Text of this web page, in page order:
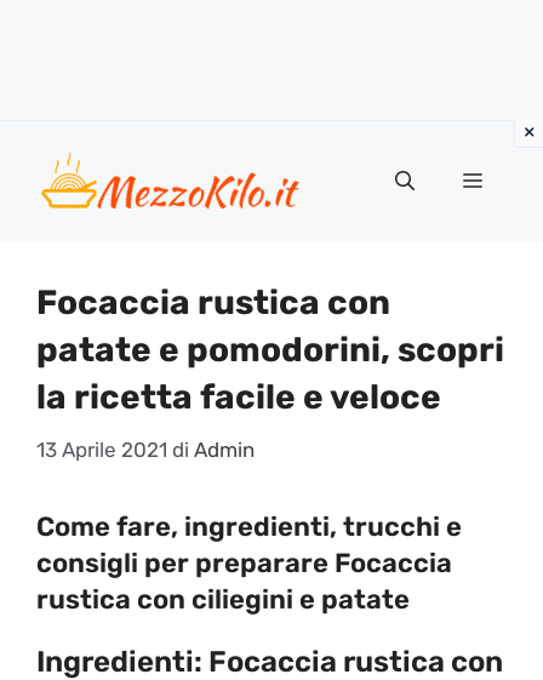
contenuto
Menu
Focaccia rustica con
patate e pomodorini, scopri
la ricetta facile e veloce
13 Aprile 2021 di Admin
Come fare, ingredienti, trucchi e
consigli per preparare Focaccia
rustica con ciliegini e patate
Ingredienti: Focaccia rustica con